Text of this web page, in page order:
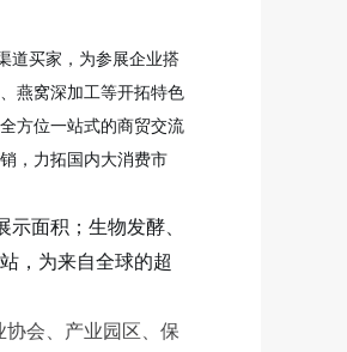
道买家，为参展企业搭
燕窝深加工等开拓特色
方位一站式的商贸交流
，力拓国内大消费市
面积；生物发酵、
，为来自全球的超
会、产业园区、保